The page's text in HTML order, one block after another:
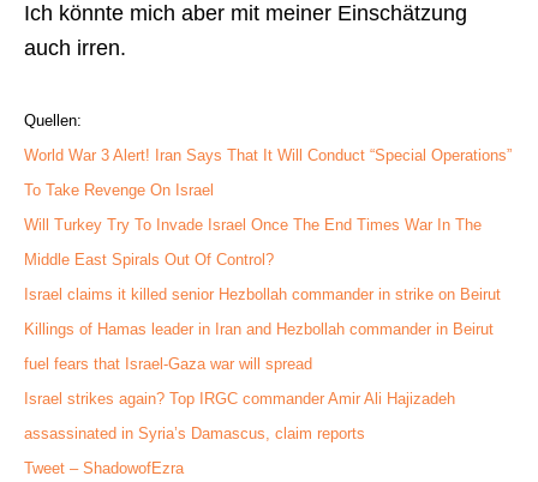
Ich könnte mich aber mit meiner Einschätzung
auch irren.
Quellen:
World War 3 Alert! Iran Says That It Will Conduct “Special Operations”
To Take Revenge On Israel
Will Turkey Try To Invade Israel Once The End Times War In The
Middle East Spirals Out Of Control?
Israel claims it killed senior Hezbollah commander in strike on Beirut
Killings of Hamas leader in Iran and Hezbollah commander in Beirut
fuel fears that Israel-Gaza war will spread
Israel strikes again? Top IRGC commander Amir Ali Hajizadeh
assassinated in Syria’s Damascus, claim reports
Tweet – ShadowofEzra